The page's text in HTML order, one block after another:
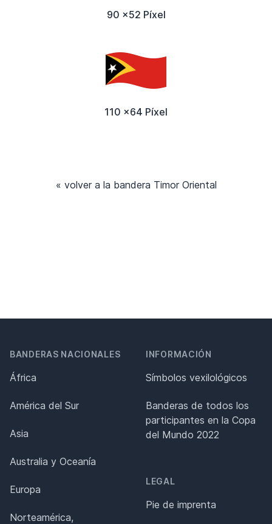
90 x52 Píxel
110 x64 Píxel
« volver a la bandera Timor Oriental
BANDERAS NACIONALES
África
América del Sur
Asia
Australia y Oceanía
Europa
Norteamérica,
INFORMACIÓN
Símbolos vexilológicos
Banderas de todos los
participantes en la Copa
del Mundo 2022
LEGAL
Pie de imprenta